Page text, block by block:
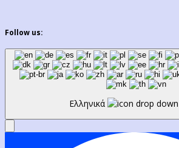
Follow us:
Ελληνικά